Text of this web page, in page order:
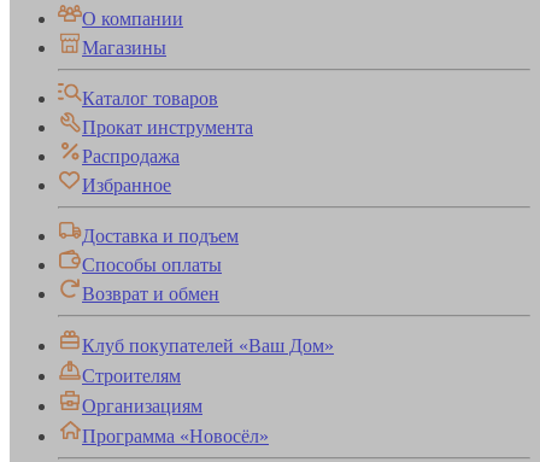
О компании
Магазины
Каталог товаров
Прокат инструмента
Распродажа
Избранное
Доставка и подъем
Способы оплаты
Возврат и обмен
Клуб покупателей «Ваш Дом»
Строителям
Организациям
Программа «Новосёл»